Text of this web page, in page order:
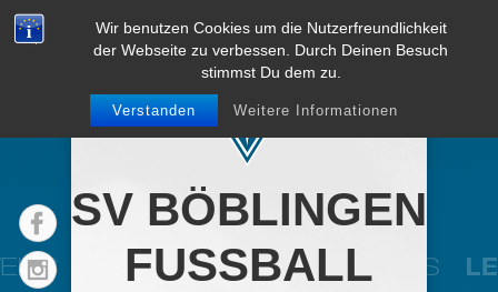
Wir benutzen Cookies um die Nutzerfreundlichkeit
der Webseite zu verbessen. Durch Deinen Besuch
stimmst Du dem zu.
Verstanden Weitere Informationen
SV BÖBLINGEN
FUSSBALL